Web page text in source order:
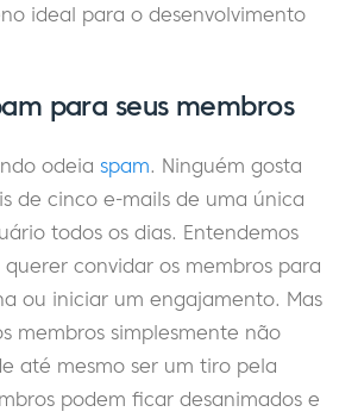
ideal para o desenvolvimento
para seus membros
odeia spam. Ninguém gosta
de cinco e-mails de uma única
todos os dias. Entendemos
convidar os membros para
ou iniciar um engajamento. Mas
membros simplesmente não
até mesmo ser um tiro pela
podem ficar desanimados e